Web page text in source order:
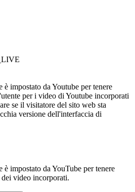
è impostato da Youtube per tenere
per i video di Youtube incorporati
se il visitatore del sito web sta
versione dell'interfaccia di
è impostato da YouTube per tenere
video incorporati.